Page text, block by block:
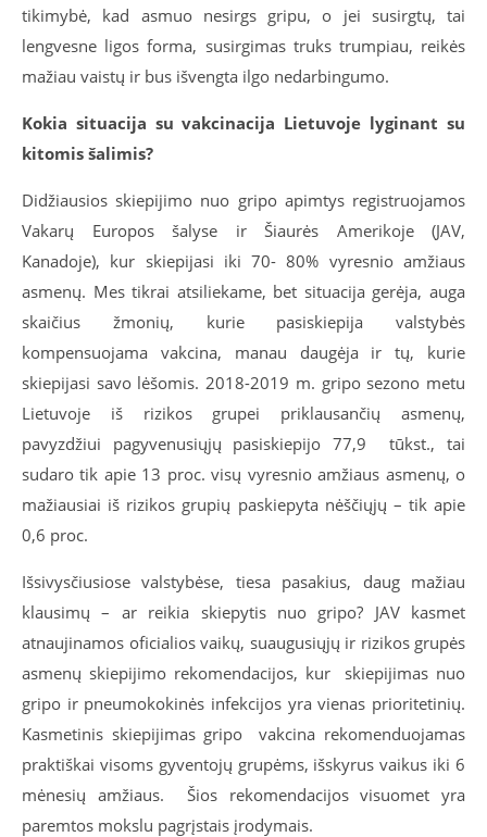
tikimybė, kad asmuo nesirgs gripu, o jei susirgtų, tai
lengvesne ligos forma, susirgimas truks trumpiau, reikės
mažiau vaistų ir bus išvengta ilgo nedarbingumo.
Kokia situacija su vakcinacija Lietuvoje lyginant su
kitomis šalimis?
Didžiausios skiepijimo nuo gripo apimtys registruojamos
Vakarų Europos šalyse ir Šiaurės Amerikoje (JAV,
Kanadoje), kur skiepijasi iki 70- 80% vyresnio amžiaus
asmenų. Mes tikrai atsiliekame, bet situacija gerėja, auga
skaičius žmonių, kurie pasiskiepija valstybės
kompensuojama vakcina, manau daugėja ir tų, kurie
skiepijasi savo lėšomis. 2018-2019 m. gripo sezono metu
Lietuvoje iš rizikos grupei priklausančių asmenų,
pavyzdžiui pagyvenusiųjų pasiskiepijo 77,9 tūkst., tai
sudaro tik apie 13 proc. visų vyresnio amžiaus asmenų, o
mažiausiai iš rizikos grupių paskiepyta nėščiųjų – tik apie
0,6 proc.
Išsivysčiusiose valstybėse, tiesa pasakius, daug mažiau
klausimų – ar reikia skiepytis nuo gripo? JAV kasmet
atnaujinamos oficialios vaikų, suaugusiųjų ir rizikos grupės
asmenų skiepijimo rekomendacijos, kur skiepijimas nuo
gripo ir pneumokokinės infekcijos yra vienas prioritetinių.
Kasmetinis skiepijimas gripo vakcina rekomenduojamas
praktiškai visoms gyventojų grupėms, išskyrus vaikus iki 6
mėnesių amžiaus. Šios rekomendacijos visuomet yra
paremtos mokslu pagrįstais įrodymais.